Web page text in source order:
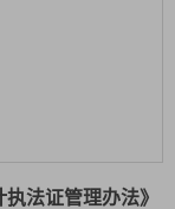
法证管理办法》